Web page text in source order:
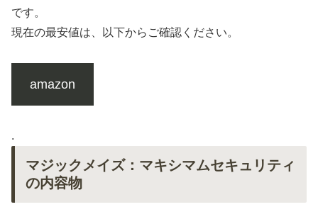
です。
現在の最安値は、以下からご確認ください。
amazon
.
マジックメイズ：マキシマムセキュリティ
の内容物